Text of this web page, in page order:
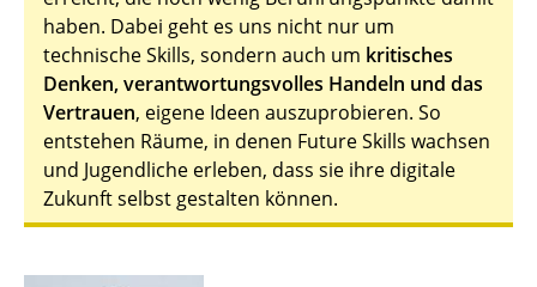
haben. Dabei geht es uns nicht nur um
technische Skills, sondern auch um kritisches
Denken, verantwortungsvolles Handeln und das
Vertrauen, eigene Ideen auszuprobieren. So
entstehen Räume, in denen Future Skills wachsen
und Jugendliche erleben, dass sie ihre digitale
Zukunft selbst gestalten können.